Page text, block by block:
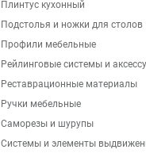
Плинтус кухонный
Подстолья и ножки для столов
Профили мебельные
Рейлинговые системы и
Реставрационные материалы
Ручки мебельные
Саморезы и шурупы
Системы и элементы